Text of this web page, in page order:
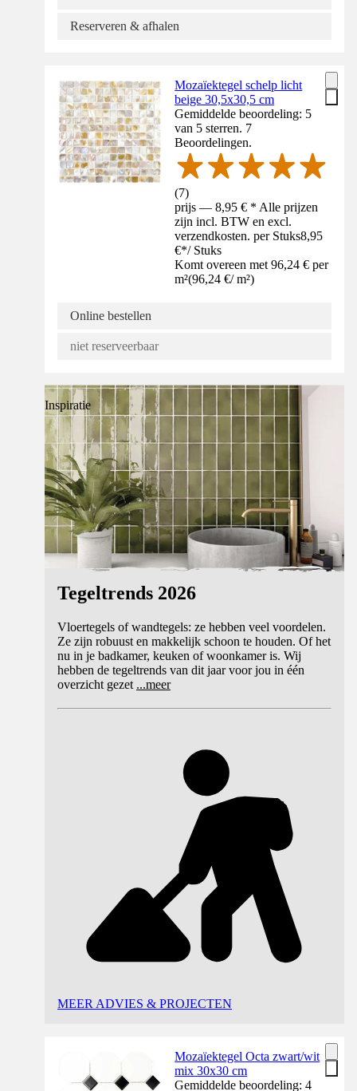
Reserveren & afhalen
Mozaïektegel schelp licht
beige 30,5x30,5 cm
Gemiddelde beoordeling: 5
van 5 sterren. 7
Beoordelingen.
(7)
prijs — 8,95 € * Alle prijzen
zijn incl. BTW en excl.
verzendkosten. per Stuks8,95
€*/ Stuks
Komt overeen met 96,24 € per
m²(96,24 €/ m²)
Online bestellen
niet reserveerbaar
Inspiratie
Tegeltrends 2026
Vloertegels of wandtegels: ze hebben veel voordelen.
Ze zijn robuust en makkelijk schoon te houden. Of het
nu in je badkamer, keuken of woonkamer is. Wij
hebben de tegeltrends van dit jaar voor jou in één
overzicht gezet ...meer
MEER ADVIES & PROJECTEN
Mozaïektegel Octa zwart/wit
mix 30x30 cm
Gemiddelde beoordeling: 4